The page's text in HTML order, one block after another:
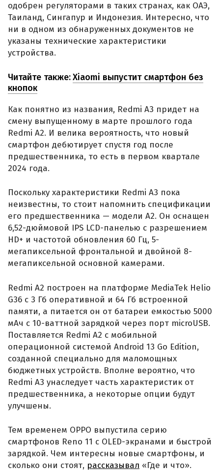
одобрен регуляторами в таких странах, как ОАЭ,
Таиланд, Сингапур и Индонезия. Интересно, что
ни в одном из обнаруженных документов не
указаны технические характеристики
устройства.
Читайте также:Xiaomi выпустит смартфон без
кнопок
Как понятно из названия, Redmi A3 придет на
смену выпущенному в марте прошлого года
Redmi A2. И велика вероятность, что новый
смартфон дебютирует спустя год после
предшественника, то есть в первом квартале
2024 года.
Поскольку характеристики Redmi A3 пока
неизвестны, то стоит напомнить спецификации
его предшественника — модели А2. Он оснащен
6,52-дюймовой IPS LCD-панелью с разрешением
HD+ и частотой обновления 60 Гц, 5-
мегапиксельной фронтальной и двойной 8-
мегапиксельной основной камерами.
Redmi A2 построен на платформе MediaTek Helio
G36 с 3 Гб оперативной и 64 Гб встроенной
памяти, а питается он от батареи емкостью 5000
мАч с 10-ваттной зарядкой через порт microUSB.
Поставляется Redmi A2 с мобильной
операционной системой Android 13 Go Edition,
созданной специально для маломощных
бюджетных устройств. Вполне вероятно, что
Redmi A3 унаследует часть характеристик от
предшественника, а некоторые опции будут
улучшены.
Тем временем OPPO выпустила серию
смартфонов Reno 11 с OLED-экранами и быстрой
зарядкой. Чем интересны новые смартфоны, и
сколько они стоят, рассказывал «Где и что».